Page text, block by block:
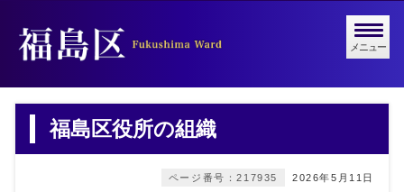
メニュー
福島区役所の組織
2026年5月11日
ページ番号：217935